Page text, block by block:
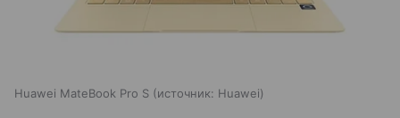
Huawei MateBook Pro S источник: Huawei